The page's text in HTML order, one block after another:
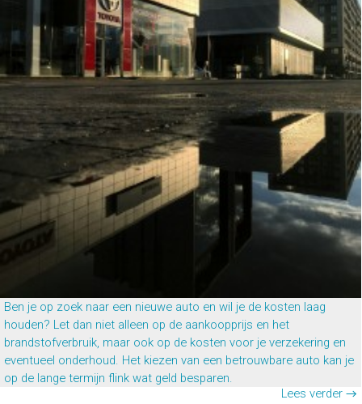
Ben je op zoek naar een nieuwe auto en wil je de kosten laag
houden? Let dan niet alleen op de aankoopprijs en het
brandstofverbruik, maar ook op de kosten voor je verzekering en
eventueel onderhoud. Het kiezen van een betrouwbare auto kan je
op de lange termijn flink wat geld besparen.
Lees verder →